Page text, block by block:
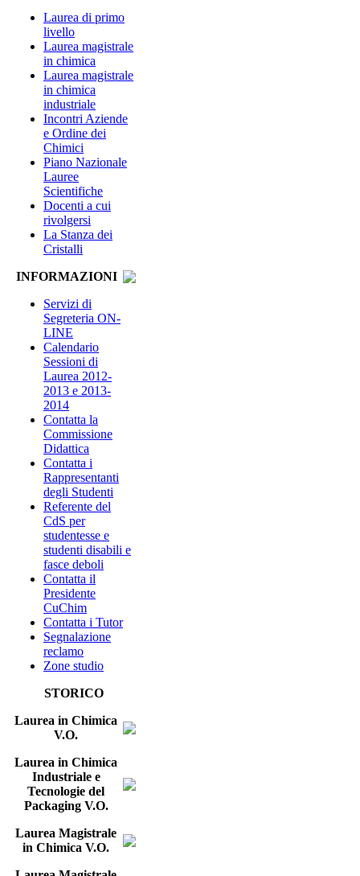
Laurea di primo
livello
Laurea magistrale
in chimica
Laurea magistrale
in chimica
industriale
Incontri Aziende
e Ordine dei
Chimici
Piano Nazionale
Lauree
Scientifiche
Docenti a cui
rivolgersi
La Stanza dei
Cristalli
INFORMAZIONI
Servizi di
Segreteria ON-
LINE
Calendario
Sessioni di
Laurea 2012-
2013 e 2013-
2014
Contatta la
Commissione
Didattica
Contatta i
Rappresentanti
degli Studenti
Referente del
CdS per
studentesse e
studenti disabili e
fasce deboli
Contatta il
Presidente
CuChim
Contatta i Tutor
Segnalazione
reclamo
Zone studio
STORICO
Laurea in Chimica
V.O.
Laurea in Chimica
Industriale e
Tecnologie del
Packaging V.O.
Laurea Magistrale
in Chimica V.O.